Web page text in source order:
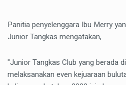
Panitia penyelenggara Ibu Merry
Junior Tangkas mengatakan,
"Junior Tangkas Club yang berada
melaksanakan even kejuaraan